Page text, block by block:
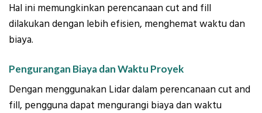
Hal ini memungkinkan perencanaan cut and fill
dilakukan dengan lebih efisien, menghemat waktu dan
biaya.
Pengurangan Biaya dan Waktu Proyek
Dengan menggunakan Lidar dalam perencanaan cut and
fill, pengguna dapat mengurangi biaya dan waktu